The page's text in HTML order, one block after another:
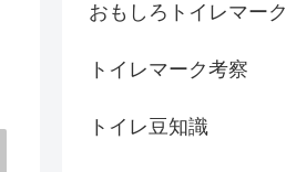
おもしろトイレマーク
トイレマーク考察
トイレ豆知識